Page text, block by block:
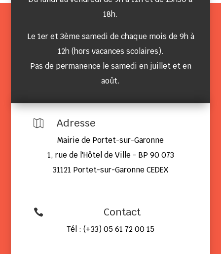
18h.
Le 1er et 3ème samedi de chaque mois de 9h à
12h (hors vacances scolaires).
Pas de permanence le samedi en juillet et en
août.
 Adresse
Mairie de Portet-sur-Garonne
1, rue de l'Hôtel de Ville - BP 90 073
31121 Portet-sur-Garonne CEDEX
 Contact
Tél : (+33) 05 61 72 00 15